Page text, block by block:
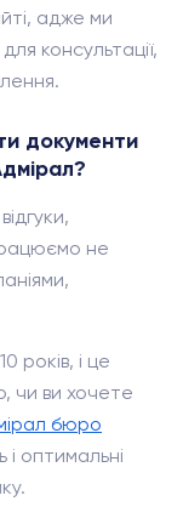
адже ми
консультації,
документи
не
років, і це
чи ви хочете
бюро
і оптимальні